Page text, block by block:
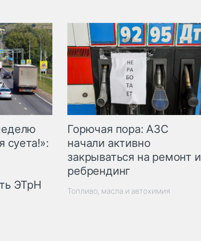
суета!»:
ЭТрН
Горючая пора: АЗС
начали активно
закрываться на ремонт и
ребрендинг
Топливо, масла и автохимия